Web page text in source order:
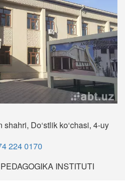
Do‘stlik ko‘chasi, 4-uy
224 0170
INSTITUTI